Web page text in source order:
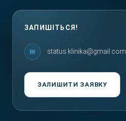
ЗАПИШІТЬСЯ!
status.klinika@gmail.com
ЗАЛИШИТИ ЗАЯВКУ